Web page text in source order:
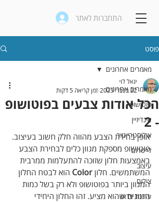
התחברות לאתר
פוסט
מאמרים אחרונים
פוטושופ
אינדיזיין
אילוסטרייטור
לייטרום
עיצוב
צילום
עריכת וידאו
מאמרים אחרונים
הכל אודות צבעים בפוטושופ
- 2
יגאל לוי
22 בפבר׳ 2023
זמן קריאה 5 דקות
אופן בחירת הצבע מהווה חלק חשוב בעיצוב.
פוטושופ מספקת מגוון כלים לבחירת הצבע
באמצעות חלון שזוכה להתעלמות ממרבית
המשתמשים. חלון Color הוא לבטח החלון
המגוון ביותר בפוטושופ ולא רק בשל כמות
הגוונים שהוא מציע. זהו החלון היחידי